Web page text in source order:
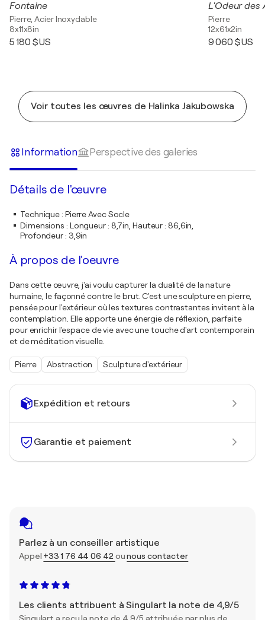
Expédition et retours
Garantie et paiement
Parlez à un conseiller artistique
Appel +33 1 76 44 06 42 ounous contacter
Les clients attribuent à Singulart la note de 4,9/5
Fontaine
Pierre, Acier Inoxydable
8x11x8in
5 180 $US
L'Odeur des
Pierre
12x61x2in
9 060 $US
Voir toutes les œuvres de Halinka Jakubowska
Information Perspective des galeries
Détails de l'œuvre
Technique: Pierre Avec Socle
Dimensions : Longueur : 8,7in, Hauteur : 86,6in,
Profondeur : 3,9in
À propos de l'oeuvre
Dans cette œuvre, j'ai voulu capturer la dualité de la nature
humaine, le façonné contre le brut. C'est une sculpture en pierre,
pensée pour l'extérieur où les textures contrastantes invitent à la
contemplation. Elle apporte une énergie de réflexion, parfaite
pour enrichir l'espace de vie avec une touche d'art contemporain
et de méditation visuelle.
Pierre Abstraction Sculpture d'extérieur